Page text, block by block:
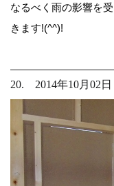
なるべく雨の影響を
きます!(^^)!
20. 2014年10月02日